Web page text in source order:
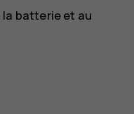
batterie et au